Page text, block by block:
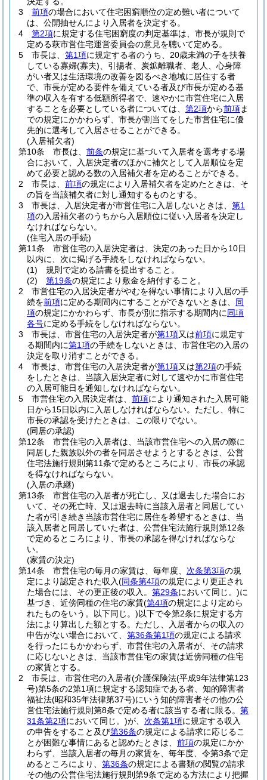
3
前項の場合において住宅困窮順位の定め難い者について
は、公開抽せんにより入居者を決定する。
4
第2項に規定する住宅困窮度の判定基準は、市長が規則で
定める萩市営住宅運営委員会の意見を聴いて定める。
5
市長は、 第1項に規定する者のうち、20歳未満の子を扶養
している寡婦(寡夫) 、引揚者、炭鉱離職者、老人、心身障
がい者又は生活環境の改善を図るべき地域に居住する者
で、市長が定める要件を備えている者及び市長が定める基
準の収入を有する低額所得者で、速やかに市営住宅に入居
することを必要としている者については、 第2項から前項ま
での規定にかかわらず、市長が割当てをした市営住宅に優
先的に選考して入居させることができる。
(入居補欠者)
第10条
市長は、 前条の規定に基づいて入居者を選考する場
合において、入居決定者のほかに補欠として入居順位を定
めて必要と認める数の入居補欠者を定めることができる。
2
市長は、 前項の規定により入居補欠者を定めたときは、そ
の旨を当該補欠者に対し通知するものとする。
3
市長は、入居決定者が市営住宅に入居しないときは、 第1
項の入居補欠者のうちから入居順位に従い入居者を決定し
なければならない。
(住宅入居の手続)
第11条
市営住宅の入居決定者は、決定のあった日から10日
以内に、次に掲げる手続をしなければならない。
(1)
規則で定める請書を提出すること。
(2)
第19条の規定により敷金を納付すること。
2
市営住宅の入居決定者がやむを得ない事情により入居の手
続を前項に定める期間内にすることができないときは、 同
項の規定にかかわらず、市長が別に指示する期間内に同項
各号に定める手続をしなければならない。
3
市長は、市営住宅の入居決定者が第1項又は前項に規定す
る期間内に第1項の手続をしないときは、市営住宅の入居の
決定を取り消すことができる。
4
市長は、市営住宅の入居決定者が第1項又は第2項の手続
をしたときは、当該入居決定者に対して速やかに市営住宅
の入居可能日を通知しなければならない。
5
市営住宅の入居決定者は、 前項により通知された入居可能
日から15日以内に入居しなければならない。 ただし、特に
市長の承認を受けたときは、この限りでない。
(同居の承認)
第12条
市営住宅の入居者は、当該市営住宅への入居の際に
同居した親族以外の者を同居させようとするときは、公営
住宅法施行規則第11条で定めるところにより、市長の承認
を得なければならない。
(入居の承継)
第13条
市営住宅の入居者が死亡し、又は退去した場合にお
いて、その死亡時、又は退去時に当該入居者と同居してい
た者が引き続き当該市営住宅に居住を希望するときは、当
該入居者と同居していた者は、公営住宅法施行規則第12条
で定めるところにより、市長の承認を得なければならな
い。
(家賃の決定)
第14条
市営住宅の毎月の家賃は、毎年度、 次条第3項の規
定により認定された収入(同条第4項の規定により更正され
た場合には、その更正後の収入。 第29条において同じ。)に
基づき、近傍同種の住宅の家賃(第4項の規定により定めら
れたものをいう。以下同じ。)以下で令第2条に規定する方
法により算出した額とする。 ただし、入居者からの収入の
申告がない場合において、 第36条第1項の規定による請求
を行ったにもかかわらず、市営住宅の入居者が、その請求
に応じないときは、当該市営住宅の家賃は近傍同種の住宅
の家賃とする。
2
市長は、市営住宅の入居者(介護保険法(平成9年法律第123
号)第5条の2第1項に規定する認知症である者、知的障害者
福祉法(昭和35年法律第37号)にいう知的障害者その他の公
営住宅法施行規則第8条で定める者に該当する者に限る。 第
31条第2項において同じ。)が、 次条第1項に規定する収入
の申告をすること及び第36条の規定による請求に応じるこ
とが困難な事情にあると認めたときは、 前項の規定にかか
わらず、当該入居者の毎月の家賃を、毎年度、令第3条で定
めるところにより、 第36条の規定による書類の閲覧の請求
その他の公営住宅法施行規則第9条で定める方法により把握